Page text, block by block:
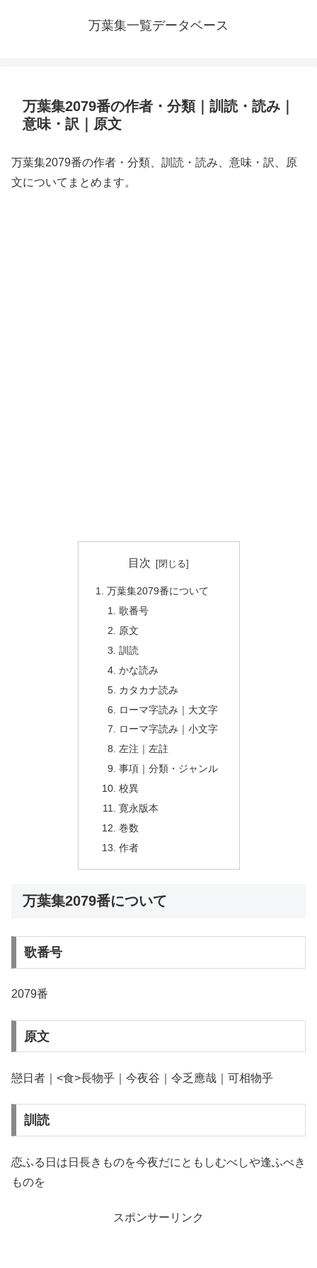
万葉集一覧データベース
万葉集2079番の作者・分類｜訓読・読み｜
意味・訳｜原文
万葉集2079番の作者・分類、訓読・読み、意味・訳、原
文についてまとめます。
目次
万葉集2079番について
歌番号
原文
訓読
かな読み
カタカナ読み
ローマ字読み｜大文字
ローマ字読み｜小文字
左注｜左註
事項｜分類・ジャンル
校異
寛永版本
巻数
作者
万葉集2079番について
歌番号
2079番
原文
戀日者｜<食>長物乎｜今夜谷｜令乏應哉｜可相物乎
訓読
恋ふる日は日長きものを今夜だにともしむべしや逢ふべき
ものを
スポンサーリンク